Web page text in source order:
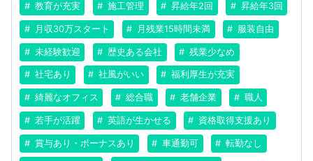
教育が充実 施工管理 昇給年2回 昇給年3回
月収30万スタート 月残業15時間未満 服装自由
未経験歓迎 歴史ある会社 残業少なめ
社宅あり 社風がいい 福利厚生が充実
綺麗なオフィス 総合職 老舗企業 職人
若手が活躍 英語が生かせる 資格取得支援あり
賞与あり・ボーナスあり 車通勤可 転勤なし